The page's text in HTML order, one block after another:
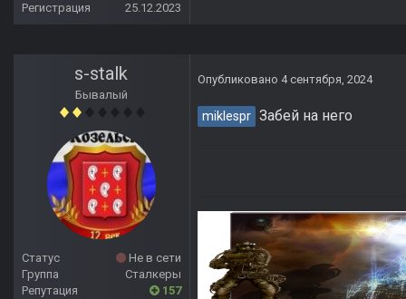
Регистрация 25.12.2023
s-stalk
Бывалый
Статус
Не в сети
Группа
Сталкеры
Репутация
157
Опубликовано 4 сентября, 2024
miklespr Забей на него